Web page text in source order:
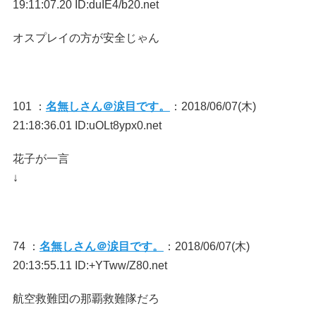
19:11:07.20 ID:duIE4/b20.net
オスプレイの方が安全じゃん
101 ： 名無しさん＠涙目です。
：2018/06/07(木)
21:18:36.01 ID:uOLt8ypx0.net
花子が一言
↓
74 ： 名無しさん＠涙目です。
：2018/06/07(木)
20:13:55.11 ID:+YTww/Z80.net
航空救難団の那覇救難隊だろ